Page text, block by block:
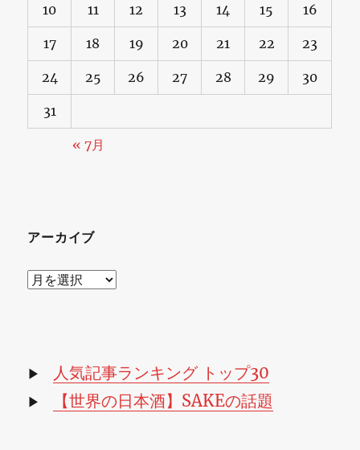
る
か
10 11 12 13 14 15 16
17 18 19 20 21 22 23
24 25 26 27 28 29 30
31
« 7月
アーカイブ
ア
ブ
▶ 人気記事ランキング トップ30
▶ 【世界の日本酒】SAKEの話題